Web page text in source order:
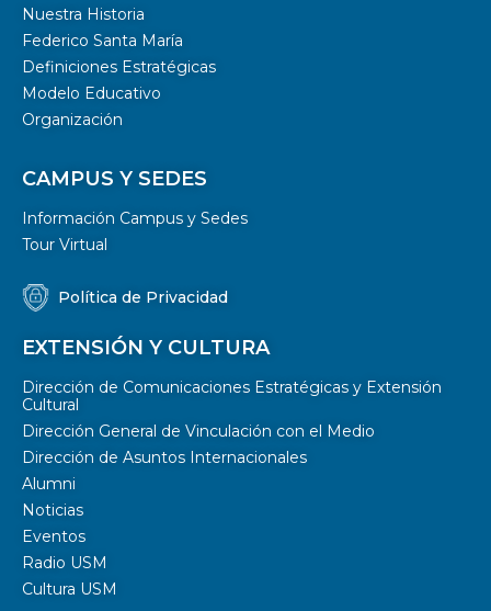
Nuestra Historia
Federico Santa María
Definiciones Estratégicas
Modelo Educativo
Organización
CAMPUS Y SEDES
Información Campus y Sedes
Tour Virtual
Política de Privacidad
EXTENSIÓN Y CULTURA
Dirección de Comunicaciones Estratégicas y Extensión
Cultural
Dirección General de Vinculación con el Medio
Dirección de Asuntos Internacionales
Alumni
Noticias
Eventos
Radio USM
Cultura USM